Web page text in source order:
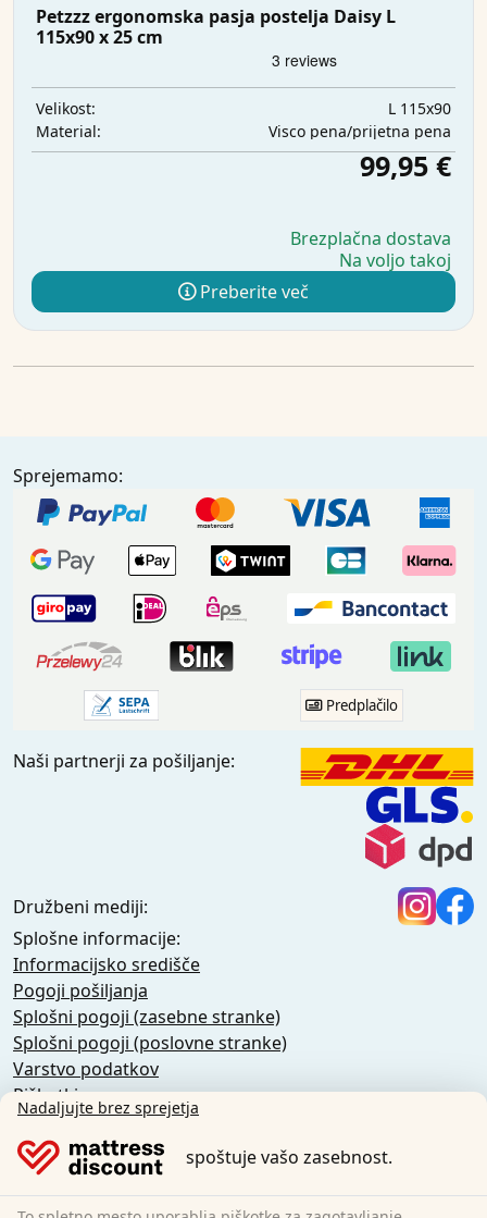
Petzzz ergonomska pasja postelja Daisy L
115x90 x 25 cm
Velikost:
L 115x90
Material:
Visco pena/prijetna pena
99,95 €
Brezplačna dostava
Na voljo takoj
Preberite več
Sprejemamo:
Predplačilo
Naši partnerji za pošiljanje:
Družbeni mediji:
Splošne informacije:
Informacijsko središče
Pogoji pošiljanja
Splošni pogoji (zasebne stranke)
Splošni pogoji (poslovne stranke)
Varstvo podatkov
Piškotki
Pravilnik o odpovedi
Odtis
Preklic pogodbe
Nadaljujte brez sprejetja
spoštuje vašo zasebnost.